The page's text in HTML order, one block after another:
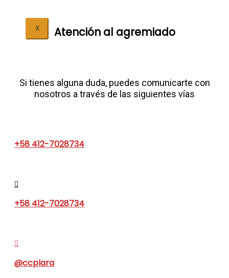
X Atención al agremiado​
Si tienes alguna duda, puedes comunicarte con
nosotros a través de las siguientes vías
+58 412-7028734
+58 412-7028734
@ccplara